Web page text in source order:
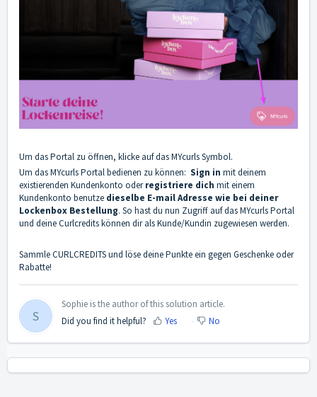
Um das Portal zu öffnen, klicke auf das MYcurls Symbol.
Um das MYcurls Portal bedienen zu können: Sign in mit deinem
existierenden Kundenkonto oderregistriere dich mit einem
Kundenkonto benutze dieselbe E-mail Adresse wie bei deiner
Lockenbox Bestellung. So hast du nun Zugriff auf das MYcurls Portal
und deine Curlcredits können dir als Kunde/Kundin zugewiesen werden.
Sammle CURLCREDITS und löse deine Punkte ein gegen Geschenke oder
Rabatte!
S
Sophie is the author of this solution article.
Did you find it helpful?
Yes No